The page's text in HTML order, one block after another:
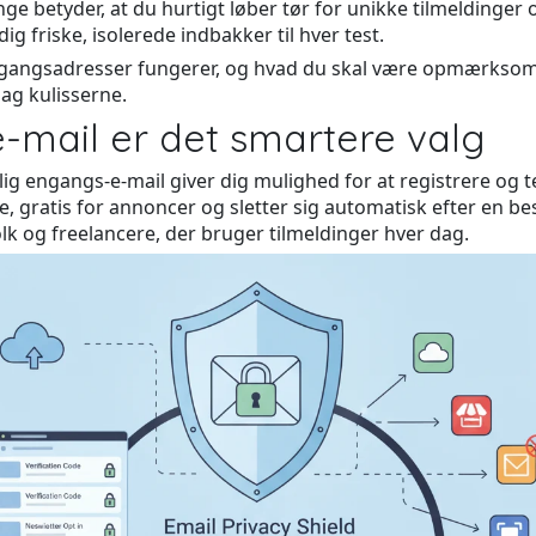
betyder, at du hurtigt løber tør for unikke tilmeldinger
friske, isolerede indbakker til hver test.
fungerer, og hvad du skal være
kulisserne.
mail er det smartere valg
engangs-e-mail giver dig mulighed for at registrere og
gratis for annoncer og sletter sig automatisk efter en
og freelancere, der bruger tilmeldinger hver dag.